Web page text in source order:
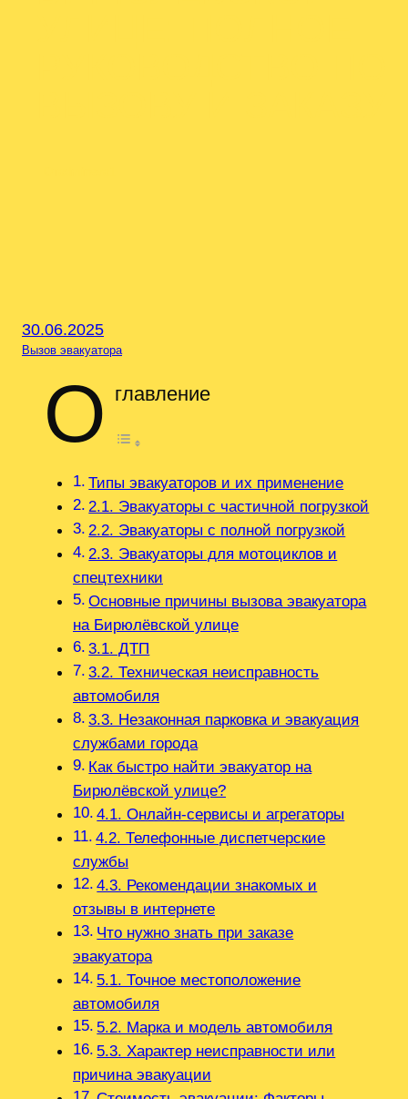
30.06.2025
Вызов эвакуатора
О главление
Типы эвакуаторов и их применение
2.1. Эвакуаторы с частичной погрузкой
2.2. Эвакуаторы с полной погрузкой
2.3. Эвакуаторы для мотоциклов и
спецтехники
Основные причины вызова эвакуатора
на Бирюлёвской улице
3.1. ДТП
3.2. Техническая неисправность
автомобиля
3.3. Незаконная парковка и эвакуация
службами города
Как быстро найти эвакуатор на
Бирюлёвской улице?
4.1. Онлайн-сервисы и агрегаторы
4.2. Телефонные диспетчерские
службы
4.3. Рекомендации знакомых и
отзывы в интернете
Что нужно знать при заказе
эвакуатора
5.1. Точное местоположение
автомобиля
5.2. Марка и модель автомобиля
5.3. Характер неисправности или
причина эвакуации